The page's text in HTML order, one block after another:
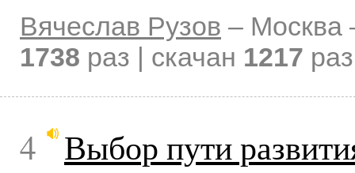
Вячеслав Рузов – Москва
1738 раз | скачан 1217
4 Выбор пути